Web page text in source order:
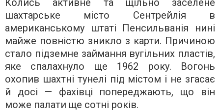
шахтарське місто Сентрейлія в
американському штаті Пенсильванія нині
майже повністю зникло з карти. Причиною
стало підземне займання вугільних пластів,
яке спалахнуло ще 1962 року. Вогонь
охопив шахтні тунелі під містом і не згасає
й досі — фахівці попереджають, що він
може палати ще сотні років.